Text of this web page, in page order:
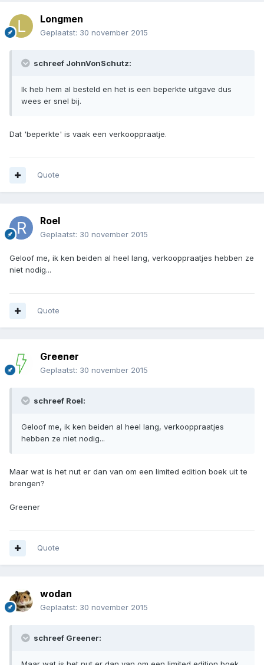
Longmen
Geplaatst: 30 november 2015
schreef JohnVonSchutz:
Ik heb hem al besteld en het is een beperkte uitgave dus
wees er snel bij.
Dat 'beperkte' is vaak een verkooppraatje.
Quote
Roel
Geplaatst: 30 november 2015
Geloof me, ik ken beiden al heel lang, verkooppraatjes hebben ze
niet nodig...
Quote
Greener
Geplaatst: 30 november 2015
schreef Roel:
Geloof me, ik ken beiden al heel lang, verkooppraatjes
hebben ze niet nodig...
Maar wat is het nut er dan van om een limited edition boek uit te
brengen?
Greener
Quote
wodan
Geplaatst: 30 november 2015
schreef Greener: